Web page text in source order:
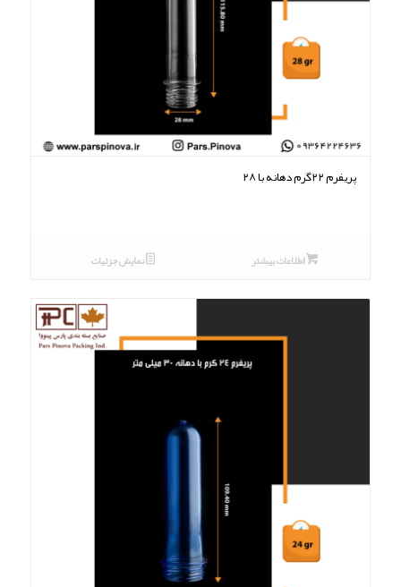
پریفرم ۲۲گرم دهانه با ۲۸
اطلاعات بیشتر نمایش جزئیات